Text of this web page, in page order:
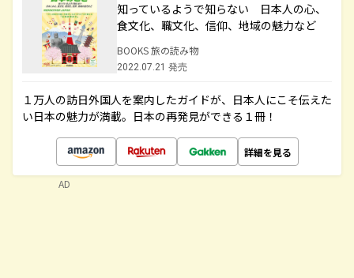
知っているようで知らない 日本人の心、
食文化、職文化、信仰、地域の魅力など
BOOKS 旅の読み物
2022.07.21 発売
１万人の訪日外国人を案内したガイドが、日本人にこそ伝えた
い日本の魅力が満載。日本の再発見ができる１冊！
詳細を見る
AD